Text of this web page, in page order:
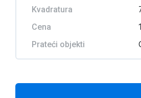
Kvadratura
Cena
Prateći objekti